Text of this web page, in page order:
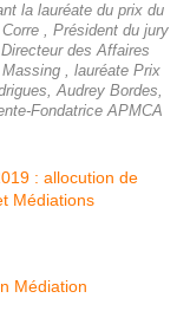
la lauréate du prix du
, Président du jury
des Affaires
, lauréate Prix
Audrey Bordes,
Fondatrice APMCA
Médiation